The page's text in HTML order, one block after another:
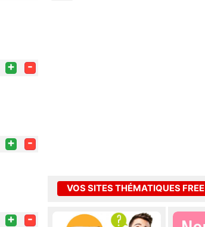
+ -
+ -
+ -
VOS SITES THÉMATIQUES FREE